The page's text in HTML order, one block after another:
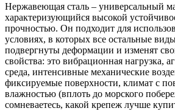
Нержавеющая сталь – универсальный
характеризующийся высокой
прочностью. Он подходит для
условиях, в которых все остальные
подвергнуты деформации и изменят
свойства: это вибрационная нагрузка,
среда, интенсивные механические
фиксируемые поверхности, климат с
влажностью (вплоть до морского
сомневаетесь, какой крепеж лучше